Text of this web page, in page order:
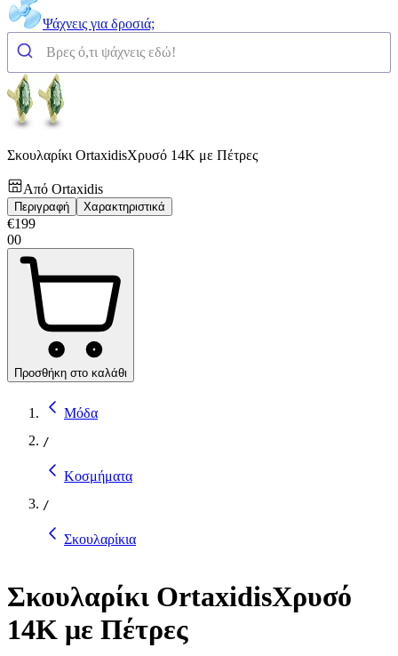
Ψάχνεις για δροσιά;
Σκουλαρίκι OrtaxidisΧρυσό 14Κ με Πέτρες
Από Ortaxidis
Περιγραφή Χαρακτηριστικά
€199
00
Προσθήκη στο καλάθι
Μόδα
/
Κοσμήματα
/
Σκουλαρίκια
Σκουλαρίκι OrtaxidisΧρυσό
14Κ με Πέτρες